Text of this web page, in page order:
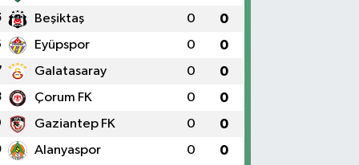
Beşiktaş 0 0
Eyüpspor 0 0
Galatasaray 0 0
Çorum FK 0 0
Gaziantep FK 0 0
Alanyaspor 0 0